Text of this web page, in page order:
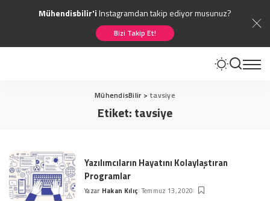
Mühendisbilir'iInstagramdan takip ediyor musunuz?
Bizi Takip Et!
MühendisBilir > tavsiye
Etiket:tavsiye
Yazılımcıların Hayatını Kolaylaştıran
Programlar
Posted
Yazar Hakan Kılıç Temmuz 13, 2020